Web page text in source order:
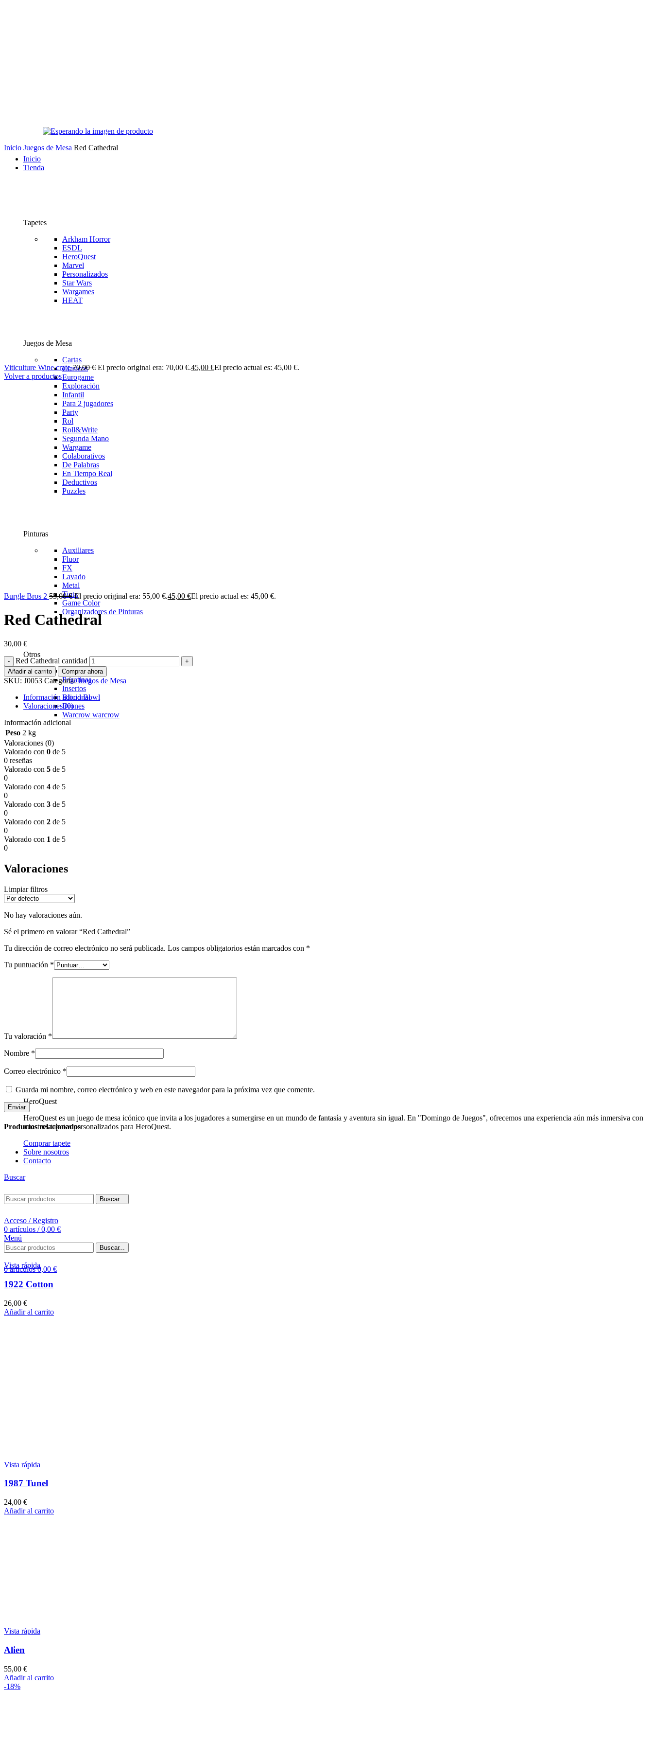
Inicio
Tienda
Tapetes
Arkham Horror
ESDL
HeroQuest
Marvel
Personalizados
Star Wars
Wargames
HEAT
Juegos de Mesa
Cartas
Clasicos
Eurogame
Exploración
Infantil
Para 2 jugadores
Party
Rol
Roll&Write
Segunda Mano
Wargame
Colaborativos
De Palabras
En Tiempo Real
Deductivos
Puzzles
Pinturas
Auxiliares
Fluor
FX
Lavado
Metal
Tinta
Game Color
Organizadores de Pinturas
Otros
Fundas
Pegatinas
Insertos
Blood Bowl
Drones
Warcrow warcrow
HeroQuest
HeroQuest es un juego de mesa icónico que invita a los jugadores a sumergirse en un mundo de fantasía y aventura sin igual. En "Domingo de Juegos", ofrecemos una experiencia aún más inmersiva con
nuestros tapetes personalizados para HeroQuest.
Comprar tapete
Sobre nosotros
Contacto
Buscar
Buscar...
Acceso / Registro
0 artículos / 0,00 €
Menú
Buscar...
0artículos 0,00 €
Inicio Juegos de Mesa Red Cathedral
Viticulture Wine crate70,00€ El precio original era: 70,00 €.45,00 €El precio actual es: 45,00 €.
Volver a productos
Burgle Bros 2 55,00€ El precio original era: 55,00 €.45,00 €El precio actual es: 45,00 €.
Red Cathedral
30,00 €
Red Cathedral cantidad
Añadir al carrito Comprar ahora
SKU: J0053 Categoría: Juegos de Mesa
Información adicional
Valoraciones (0)
Información adicional
Peso 2 kg
Valoraciones (0)
Valorado con 0 de 5
0 reseñas
Valorado con 5 de 5
0
Valorado con 4 de 5
0
Valorado con 3 de 5
0
Valorado con 2 de 5
0
Valorado con 1 de 5
0
Valoraciones
Limpiar filtros
No hay valoraciones aún.
Sé el primero en valorar “Red Cathedral”
Tu dirección de correo electrónico no será publicada. Los campos obligatorios están marcados con *
Tu puntuación *
Tu valoración *
Nombre *
Correo electrónico *
Guarda mi nombre, correo electrónico y web en este navegador para la próxima vez que comente.
Productos relacionados
Vista rápida
1922 Cotton
26,00 €
Añadir al carrito
Vista rápida
1987 Tunel
24,00 €
Añadir al carrito
Vista rápida
Alien
55,00 €
Añadir al carrito
-18%